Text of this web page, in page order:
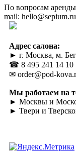
По вопросам
mail: hello@sepium.ru
Адрес салона:
► г. Москва, м.
☎ 8 495 241 14 10
✉ order@pod-
Мы работаем на
► Москвы и
► Твери и